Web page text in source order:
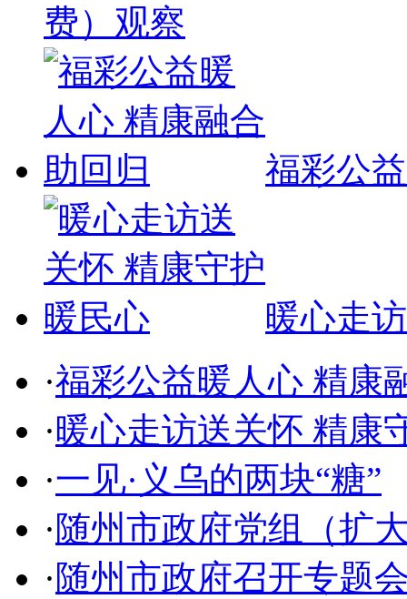
费）观察
福彩公
暖心走
·福彩公益暖人心 精康
·暖心走访送关怀 精康
·一见·义乌的两块“糖”
·随州市政府党组（扩
·随州市政府召开专题